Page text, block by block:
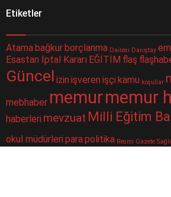
Etiketler
Atama bağkur borçlanma Dairesi Danıştay
Esastan İptal Kararı EĞİTİM flaş
Güncel izin işveren işçi kamu koşullar
mebhaber memurmemur
haberleri mevzuat Milli Eğitim
okul müdürleriparapolitika Resmi Gazete